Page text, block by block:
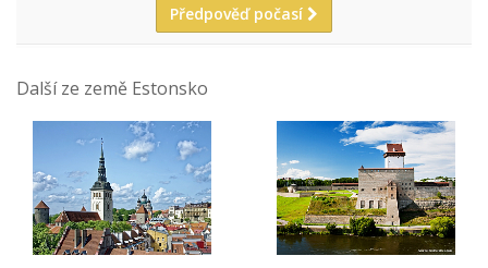
Předpověď počasí
Další ze země Estonsko